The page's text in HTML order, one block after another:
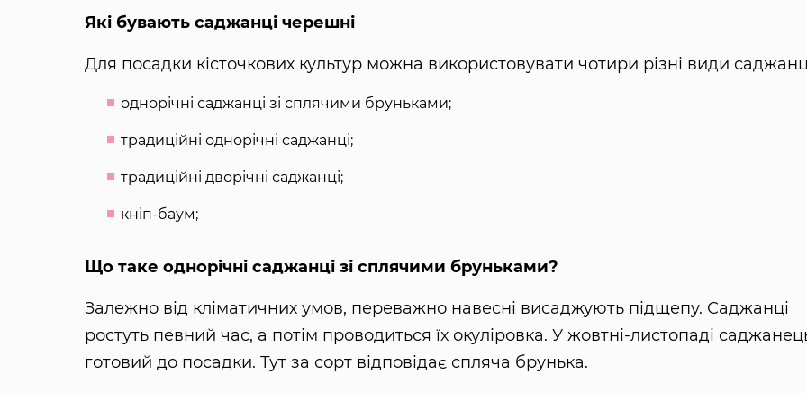
Які бувають саджанці черешні
Для посадки кісточкових культур можна використовувати чотири різні види
однорічні саджанці зі сплячими бруньками;
традиційні однорічні саджанці;
традиційні дворічні саджанці;
кніп-баум;
Що таке однорічні саджанці зі сплячими бруньками?
Залежно від кліматичних умов, переважно навесні висаджують підщепу. Саджанці
ростуть певний час, а потім проводиться їх окуліровка. У жовтні-листопаді
готовий до посадки. Тут за сорт відповідає спляча брунька.